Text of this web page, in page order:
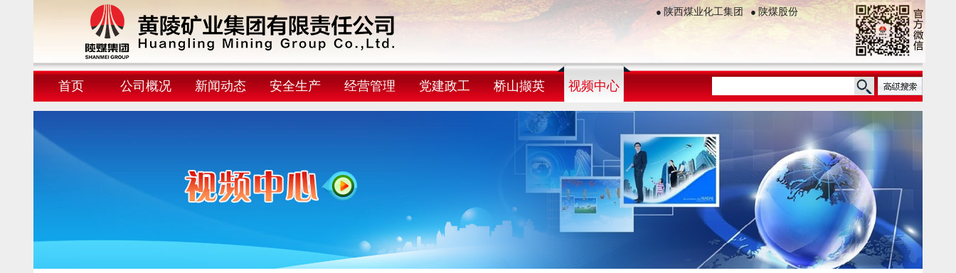
● 陕西煤业化工集团 ●陕煤股份
首页 公司概况 新闻动态 安全生产 经营管理 党建政工 桥山撷英 视频中心